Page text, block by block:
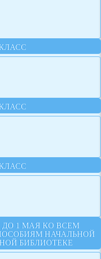
1 МАЯ КО ВСЕМ
НАЧАЛЬНОЙ
БИБЛИОТЕКЕ